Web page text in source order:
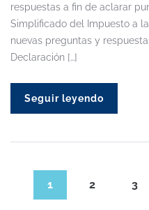
respuestas a fin de aclarar
Simplificado del Impuesto a
nuevas preguntas y
Declaración […]
Seguir leyendo
1 2 3